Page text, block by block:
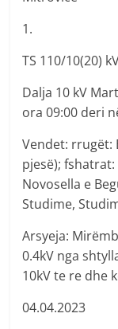
1.
TS 110/10(20)
Dalja 10 kV
ora 09:00 deri
Vendet: rrugët:
pjesë);
Novosella e
Studime,
Arsyeja:
0.4kV nga
10kV te re dhe
04.04.2023